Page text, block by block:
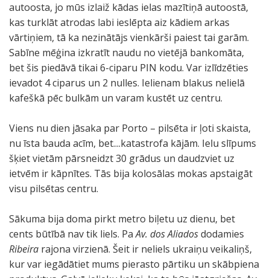
autoosta, jo mūs izlaiž kādas ielas mazītiņā autoostā,
kas turklāt atrodas labi ieslēpta aiz kādiem arkas
vārtiņiem, tā ka nezinātājs vienkārši paiest tai garām.
Sabīne mēģina izkratīt naudu no vietējā bankomāta,
bet šis piedāvā tikai 6-ciparu PIN kodu. Var izlīdzēties
ievadot 4 ciparus un 2 nulles. Ielienam blakus nelielā
kafeškā pēc bulkām un varam kustēt uz centru.
Viens nu dien jāsaka par Porto – pilsēta ir ļoti skaista,
nu īsta bauda acīm, bet....katastrofa kājām. Ielu slīpums
šķiet vietām pārsneidzt 30 grādus un daudzviet uz
ietvēm ir kāpnītes. Tās bija kolosālas mokas apstaigāt
visu pilsētas centru.
Sākuma bija doma pirkt metro biļetu uz dienu, bet
cents būtībā nav tik liels. PaAv. dos Aliadosdodamies
Ribeira rajona virzienā. Šeit ir neliels ukraiņu veikaliņš,
kur var iegādātiet mums pierasto pārtiku un skābpiena